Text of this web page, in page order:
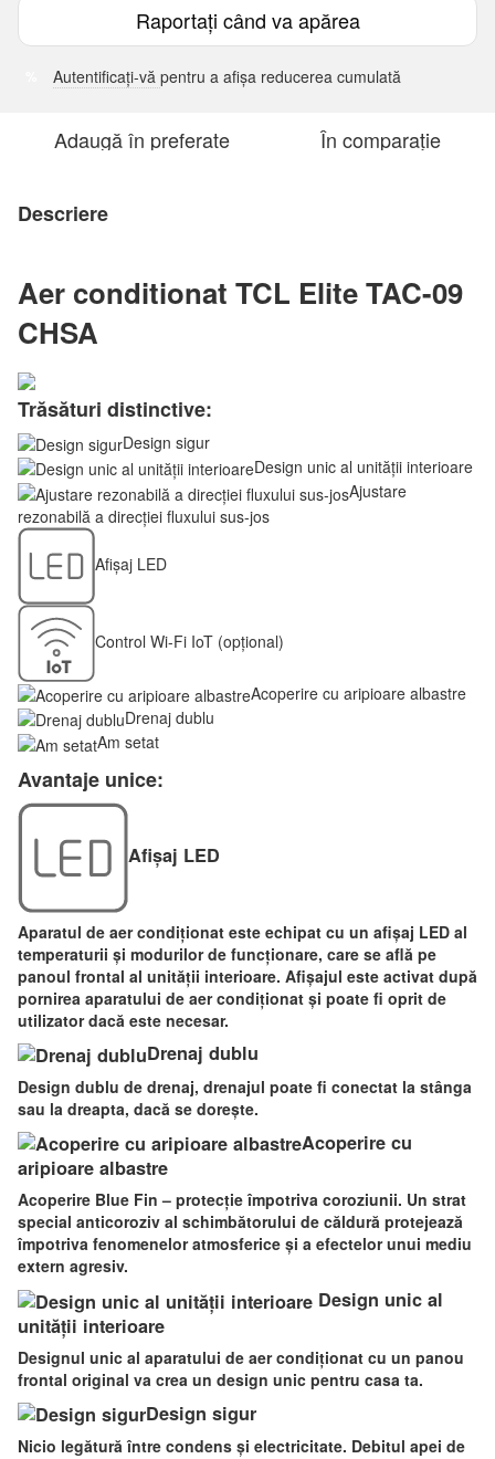
Raportați când va apărea
Autentificați-vă pentru a afișa reducerea cumulată
Adaugă în preferate În comparație
Descriere
Aer conditionat TCL Elite TAC-09
CHSA
Trăsături distinctive:
Design sigur
Design unic al unității interioare
Ajustare
rezonabilă a direcției fluxului sus-jos
Afișaj LED
Control Wi-Fi IoT (opțional)
Acoperire cu aripioare albastre
Drenaj dublu
Am setat
Avantaje unice:
Afișaj LED
Aparatul de aer condiționat este echipat cu un afișaj LED al
temperaturii și modurilor de funcționare, care se află pe
panoul frontal al unității interioare. Afișajul este activat după
pornirea aparatului de aer condiționat și poate fi oprit de
utilizator dacă este necesar.
Drenaj dublu
Design dublu de drenaj, drenajul poate fi conectat la stânga
sau la dreapta, dacă se dorește.
Acoperire cu
aripioare albastre
Acoperire Blue Fin – protecție împotriva coroziunii. Un strat
special anticoroziv al schimbătorului de căldură protejează
împotriva fenomenelor atmosferice și a efectelor unui mediu
extern agresiv.
Design unic al
unității interioare
Designul unic al aparatului de aer condiționat cu un panou
frontal original va crea un design unic pentru casa ta.
Design sigur
Nicio legătură între condens și electricitate. Debitul apei de